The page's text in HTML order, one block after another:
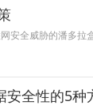
安全威胁的潘多拉
安全性的5种